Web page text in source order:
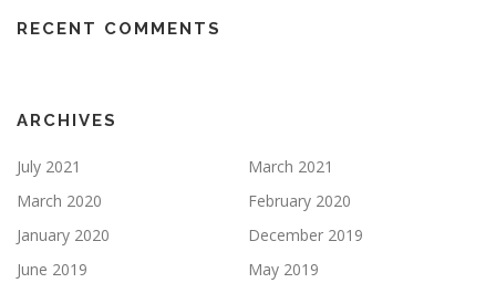
RECENT COMMENTS
ARCHIVES
July 2021
March 2021
March 2020
February 2020
January 2020
December 2019
June 2019
May 2019